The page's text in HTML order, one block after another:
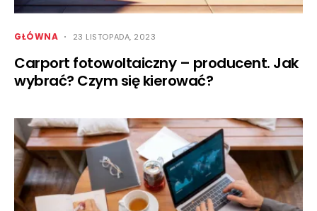
GŁÓWNA 23 LISTOPADA, 2023
Carport fotowoltaiczny – producent. Jak
wybrać? Czym się kierować?